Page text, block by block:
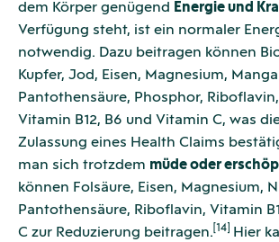
dem Körper genügend Energie und
Verfügung steht, ist ein normaler
notwendig. Dazu beitragen können
Kupfer, Jod, Eisen, Magnesium,
Pantothensäure, Phosphor,
Vitamin B12, B6 und Vitamin C, was
Zulassung eines Health Claims
man sich trotzdem müde oder
können Folsäure, Eisen, Magnesium,
Pantothensäure, Riboflavin, Vitamin
C zur Reduzierung beitragen. [14]
Hier